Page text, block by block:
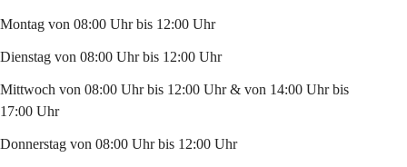
Montag von 08:00 Uhr bis 12:00 Uhr
Dienstag von 08:00 Uhr bis 12:00 Uhr
Mittwoch von 08:00 Uhr bis 12:00 Uhr & von 14:00 Uhr bis
17:00 Uhr
Donnerstag von 08:00 Uhr bis 12:00 Uhr